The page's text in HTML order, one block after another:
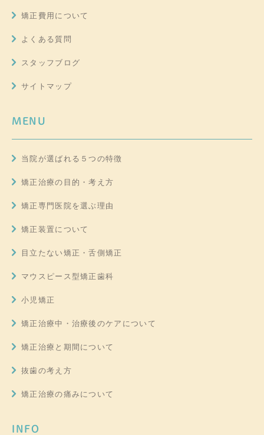
矯正費用について
よくある質問
スタッフブログ
サイトマップ
MENU
当院が選ばれる５つの特徴
矯正治療の目的・考え方
矯正専門医院を選ぶ理由
矯正装置について
目立たない矯正・舌側矯正
マウスピース型矯正歯科
小児矯正
矯正治療中・治療後のケアについて
矯正治療と期間について
抜歯の考え方
矯正治療の痛みについて
INFO